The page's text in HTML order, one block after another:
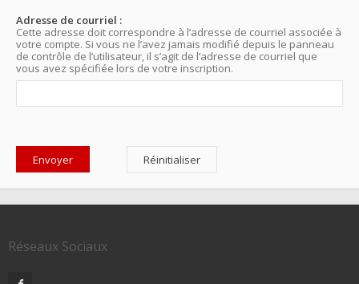
Adresse de courriel :
Cette adresse doit correspondre à l’adresse de courriel associée à
votre compte. Si vous ne l’avez jamais modifié depuis le panneau
de contrôle de l’utilisateur, il s’agit de l’adresse de courriel que
vous avez spécifiée lors de votre inscription.
Réseaux Sociaux